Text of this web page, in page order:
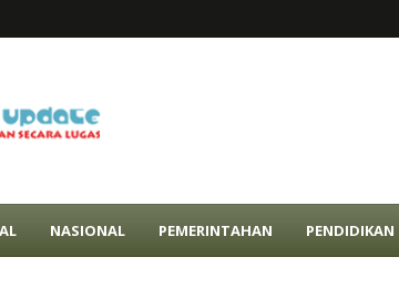
NASIONAL PEMERINTAHAN PENDIDIKAN